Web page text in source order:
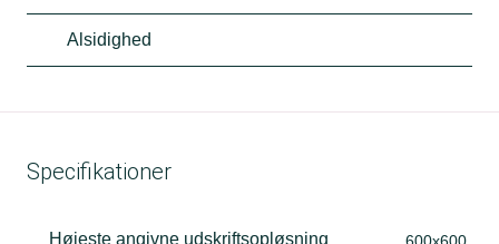
Alsidighed
Specifikationer
Højeste angivne udskriftsopløsning